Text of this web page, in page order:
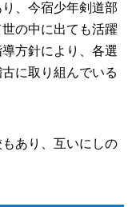
、今宿少年剣道部
の中に出ても活躍
方針により、各選
に取り組んでいる
あり、互いにしの